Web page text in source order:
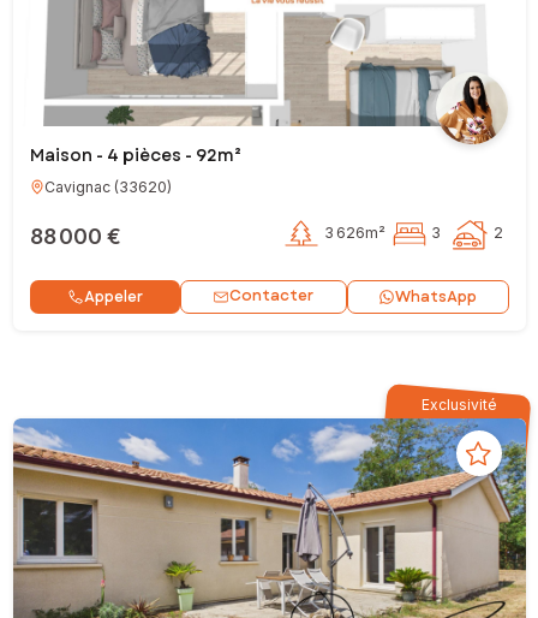
Maison - 4 pièces - 92m²
Cavignac(33620)
88 000 € 3 626m² 3 2
Appeler Contacter WhatsApp
Exclusivité